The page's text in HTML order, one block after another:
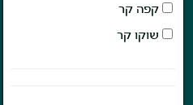
קפה קר
שוקו קר